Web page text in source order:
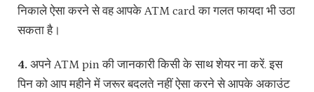
निकाले ऐसा करने से वह आपके ATM card का गलत फायदा भी उठा
सकता है।
4. अपने ATM pin की जानकारी किसी के साथ शेयर ना करें. इस
पिन को आप महीने में जरूर बदलते नहीं ऐसा करने से आपके अकाउंट